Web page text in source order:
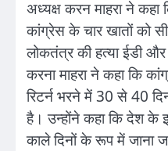
अध्यक्ष करन माहरा ने
कांग्रेस के चार खातों को
लोकतंत्र की हत्या ईडी
करना माहरा ने कहा कि
रिटर्न भरने में 30 से 40
है। उन्होंने कहा कि देश के
काले दिनों के रूप में जाना